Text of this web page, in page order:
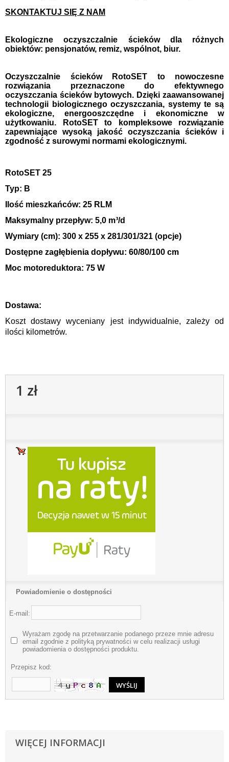
SKONTAKTUJ SIĘ Z NAM
Ekologiczne oczyszczalnie ścieków dla różnych
obiektów: pensjonatów, remiz, wspólnot, biur.
Oczyszczalnie ścieków RotoSET to nowoczesne
rozwiązania przeznaczone do efektywnego
oczyszczania ścieków bytowych. Dzięki zaawansowanej
technologii biologicznego oczyszczania, systemy te są
ekologiczne, energooszczędne i ekonomiczne w
użytkowaniu. RotoSET to kompleksowe rozwiązanie
zapewniające wysoką jakość oczyszczania ścieków i
zgodność z surowymi normami ekologicznymi.
RotoSET 25
Typ: B
Ilość mieszkańców: 25 RLM
Maksymalny przepływ: 5,0 m³/d
Wymiary (cm): 300 x 255 x 281/301/321 (opcje)
Dostępne zagłębienia dopływu: 60/80/100 cm
Moc motoreduktora: 75 W
Dostawa:
Koszt dostawy wyceniany jest indywidualnie, zależy od
ilości kilometrów.
1 zł
Powiadomienie o dostępności
E-mail:
Wyrażam zgodę na przetwarzanie podanego przeze mnie adresu
email zgodnie z polityką prywatności w celu realizacji usługi
powiadomienia o dostępności produktu.
Przepisz kod:
WIĘCEJ INFORMACJI